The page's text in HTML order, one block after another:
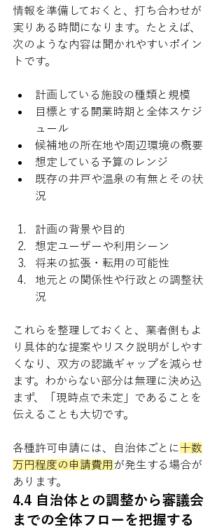
情報を準備しておくと、打ち合わせが
実りある時間になります。たとえば、
次のような内容は聞かれやすいポイン
トです。
計画している施設の種類と規模
目標とする開業時期と全体スケジ
ュール
候補地の所在地や周辺環境の概要
想定している予算のレンジ
既存の井戸や温泉の有無とその状
況
計画の背景や目的
想定ユーザーや利用シーン
将来の拡張・転用の可能性
地元との関係性や行政との調整状
況
これらを整理しておくと、業者側もよ
り具体的な提案やリスク説明がしやす
くなり、双方の認識ギャップを減らせ
ます。わからない部分は無理に決め込
まず、「現時点で未定」であることを
伝えることも大切です。
各種許可申請には、自治体ごとに 十数
万円程度の申請費用 が発生する場合が
あります。
4.4 自治体との調整から審議会
までの全体フローを把握する